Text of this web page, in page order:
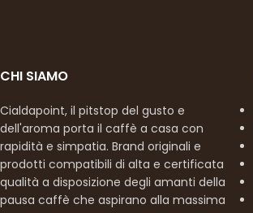
CHI SIAMO
Cialdapoint, il pitstop del gusto e
dell'aroma porta il caffè a casa con
rapidità e simpatia. Brand originali e
prodotti compatibili di alta e certificata
qualità a disposizione degli amanti della
pausa caffè che aspirano alla massima